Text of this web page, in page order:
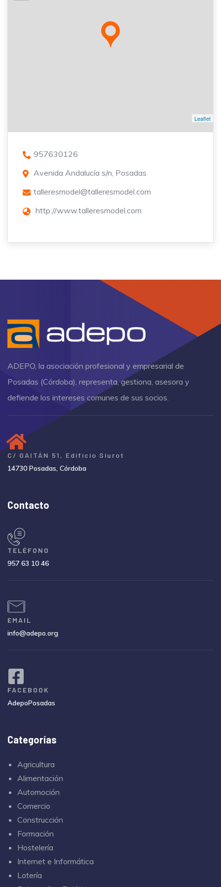
Leaflet
957630126
Avenida Andalucía s/n, Posadas
talleresmodel@talleresmodel.com
http://www.talleresmodel.com
ADEPO, la asociación profesional y empresarial de
Posadas (Córdoba), representa, gestiona, asesora y
defiende los intereses comunes de sus socios.
C/ GAITÁN 51, Edificio Siurot
14730 Posadas, Córdoba
Contacto
TELÉFONO
957 63 10 46
EMAIL
info@adepo.org
FACEBOOK
AdepoPosadas
Categorías
Agricultura
Alimentación
Automoción
Comercio
Construcción
Formación
Hostelería
Internet e Informática
Lotería